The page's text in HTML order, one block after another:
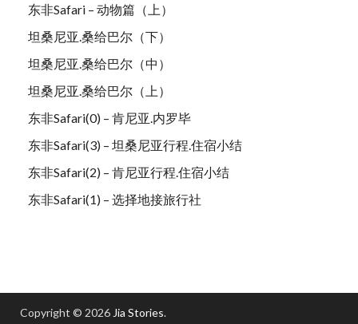
东非Safari – 动物篇（上）
坦桑尼亚.桑给巴尔（下）
坦桑尼亚.桑给巴尔（中）
坦桑尼亚.桑给巴尔（上）
东非Safari(0) – 肯尼亚.内罗毕
东非Safari(3) – 坦桑尼亚行程.住宿小结
东非Safari(2) – 肯尼亚行程.住宿小结
东非Safari(1) – 选择地接旅行社
Copyright © 2026 Jia Stories.